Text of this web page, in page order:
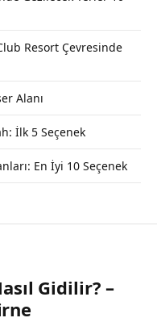
Resort Çevresinde
Alanı
İlk 5 Seçenek
En İyi 10 Seçenek
Gidilir? –